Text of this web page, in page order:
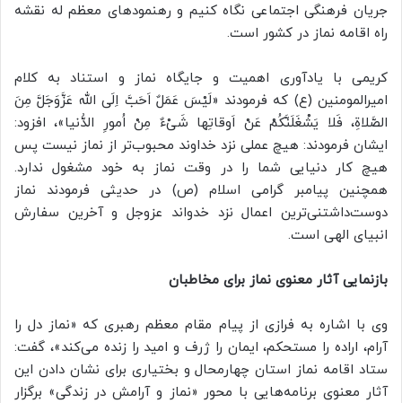
جریان فرهنگی اجتماعی نگاه کنیم و رهنمودهای معظم له نقشه
راه اقامه نماز در کشور است.
کریمی با یادآوری اهمیت و جایگاه نماز و استناد به کلام
امیرالمومنین (ع) که فرمودند «لَیْسَ عَمَلٌ اَحَبَّ اِلَی الله عَزَّوَجَلَّ مِنَ
الصَّلاةِ، فَلا یَشْغَلَنَّکُمْ عَنْ اَوقاتِها شَیْءٌ مِنْ اُمورِ الدُّنیا»، افزود:
ایشان فرمودند: هیچ عملی نزد خداوند محبوب‌تر از نماز نیست پس
هیچ کار دنیایی شما را در وقت نماز به خود مشغول ندارد.
همچنین پیامبر گرامی اسلام (ص) در حدیثی فرمودند نماز
دوست‌داشتنی‌ترین اعمال نزد خدواند عزوجل و آخرین سفارش
انبیای الهی است.
بازنمایی آثار معنوی نماز برای مخاطبان
وی با اشاره به فرازی از پیام مقام معظم رهبری که «نماز دل را
آرام، اراده را مستحکم، ایمان را ژرف و امید را زنده می‌کند»، گفت:
ستاد اقامه نماز استان چهارمحال و بختیاری برای نشان دادن این
آثار معنوی برنامه‌هایی با محور «نماز و آرامش در زندگی» برگزار